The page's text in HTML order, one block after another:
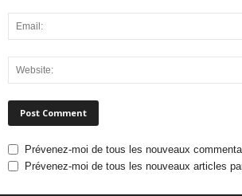
Prévenez-moi de tous les nouveaux
Prévenez-moi de tous les nouveaux articles